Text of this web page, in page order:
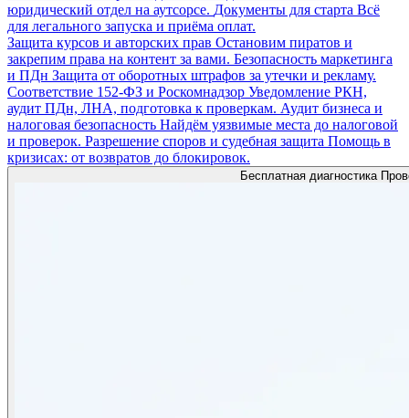
юридический отдел на аутсорсе. Документы для старта Всё
для легального запуска и приёма оплат.
Защита курсов и авторских прав Остановим пиратов и
закрепим права на контент за вами. Безопасность маркетинга
и ПДн Защита от оборотных штрафов за утечки и рекламу.
Соответствие 152-ФЗ и Роскомнадзор Уведомление РКН,
аудит ПДн, ЛНА, подготовка к проверкам. Аудит бизнеса и
налоговая безопасность Найдём уязвимые места до налоговой
и проверок. Разрешение споров и судебная защита Помощь в
кризисах: от возвратов до блокировок.
Бесплатная диагностика